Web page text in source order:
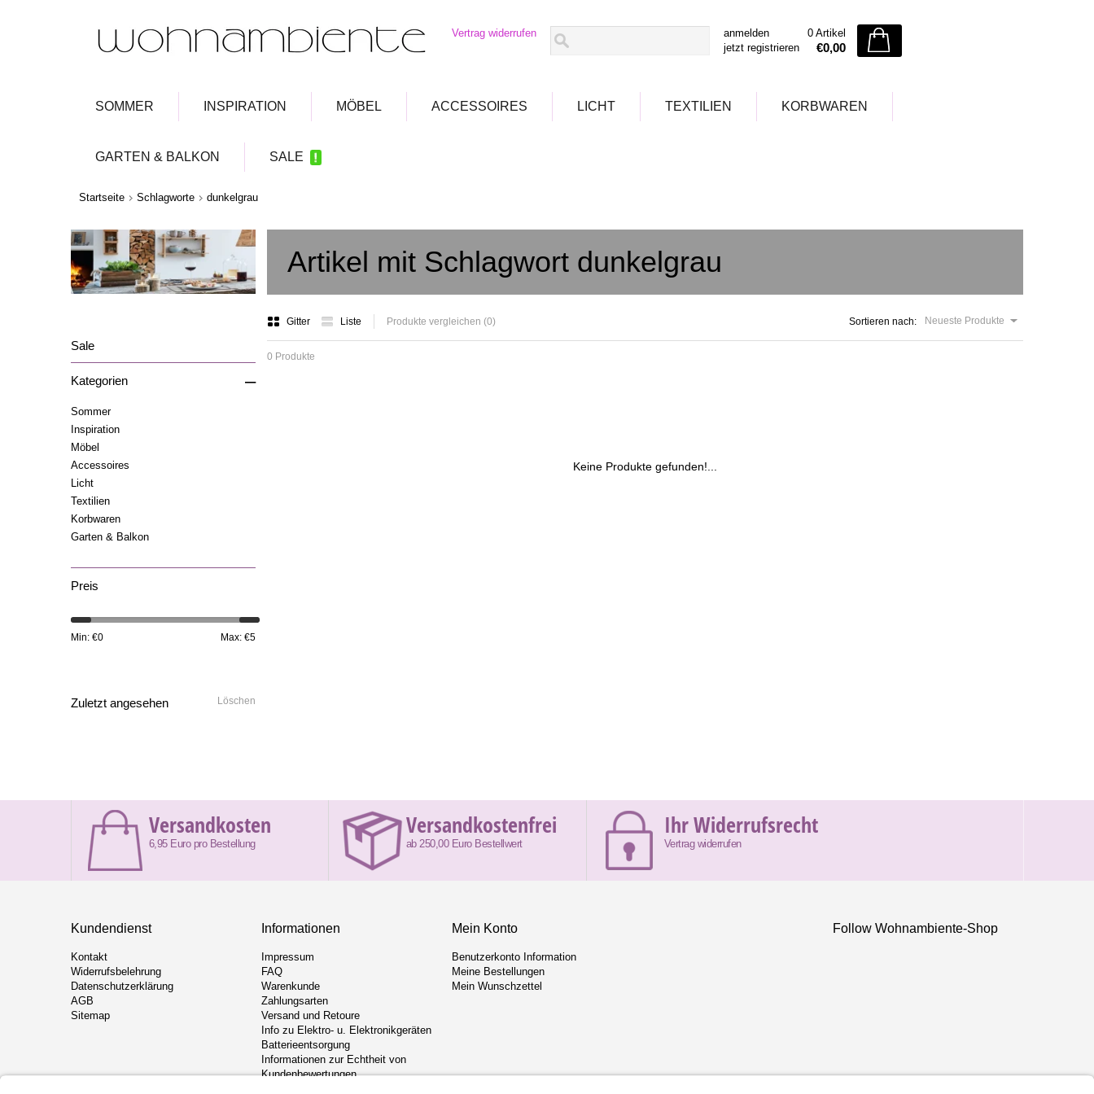
Vertrag widerrufen
anmelden
jetzt registrieren
0 Artikel
€0,00
SOMMER INSPIRATION MÖBEL ACCESSOIRES LICHT TEXTILIEN KORBWAREN
GARTEN & BALKON SALE
Startseite Schlagworte dunkelgrau
Artikel mit Schlagwort dunkelgrau
Gitter Liste Produkte vergleichen (0) Sortieren nach: Neueste Produkte
0 Produkte
Keine Produkte gefunden!...
Sale
Kategorien –
Sommer
Inspiration
Möbel
Accessoires
Licht
Textilien
Korbwaren
Garten & Balkon
Preis
Min: €0 Max: €5
Zuletzt angesehen Löschen
Versandkosten
6,95 Euro pro Bestellung
Versandkostenfrei
ab 250,00 Euro Bestellwert
Ihr Widerrufsrecht
Vertrag widerrufen
Kundendienst
Kontakt
Widerrufsbelehrung
Datenschutzerklärung
AGB
Sitemap
Informationen
Impressum
FAQ
Warenkunde
Zahlungsarten
Versand und Retoure
Info zu Elektro- u. Elektronikgeräten
Batterieentsorgung
Informationen zur Echtheit von
Kundenbewertungen
Mein Konto
Benutzerkonto Information
Meine Bestellungen
Mein Wunschzettel
Follow Wohnambiente-Shop